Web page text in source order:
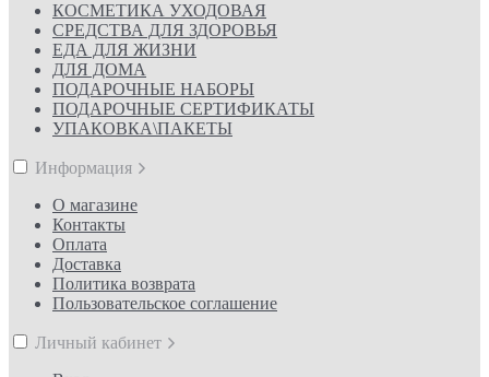
КОСМЕТИКА УХОДОВАЯ
СРЕДСТВА ДЛЯ ЗДОРОВЬЯ
ЕДА ДЛЯ ЖИЗНИ
ДЛЯ ДОМА
ПОДАРОЧНЫЕ НАБОРЫ
ПОДАРОЧНЫЕ СЕРТИФИКАТЫ
УПАКОВКА\ПАКЕТЫ
Информация
О магазине
Контакты
Оплата
Доставка
Политика возврата
Пользовательское соглашение
Личный кабинет